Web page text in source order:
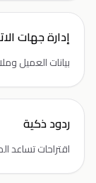
إدارة جهات
بيانات العميل
ردود ذكية
اقتراحات تساعد